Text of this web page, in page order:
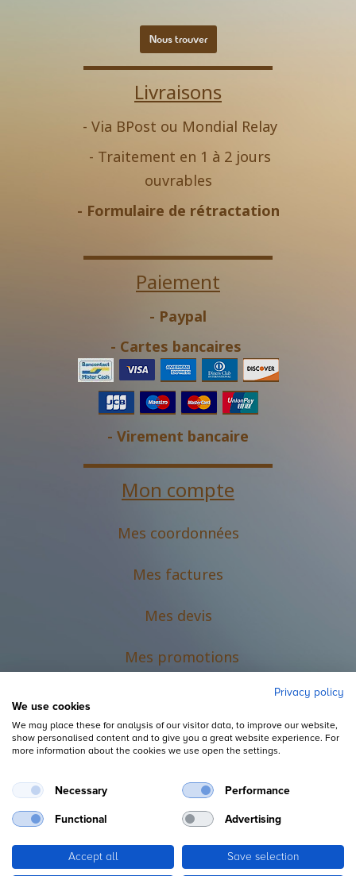
Nous trouver
Livraisons
- Via BPost ou Mondial Relay
- Traitement en 1 à 2 jours
ouvrables
- Formulaire de rétractation
Paiement
- Paypal
- Cartes bancaires
- Virement bancaire
Mon compte
Mes coordonnées
Mes factures
Mes devis
Mes promotions
Mentions légales
Privacy policy
We use cookies
We may place these for analysis of our visitor data, to improve our website,
show personalised content and to give you a great website experience. For
more information about the cookies we use open the settings.
Necessary Performance
Functional Advertising
Accept all Save selection